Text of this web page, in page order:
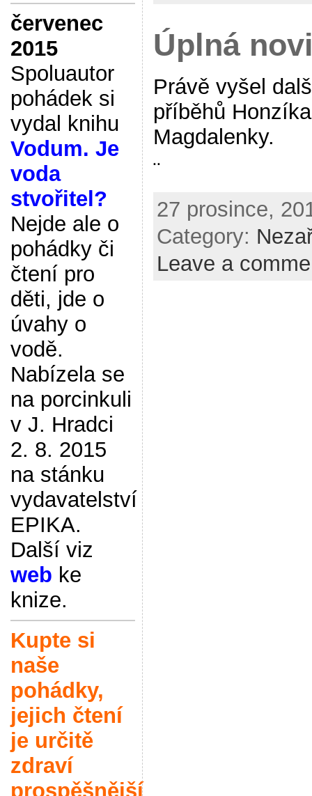
červenec
2015
Spoluautor
pohádek si
vydal knihu
Vodum. Je
voda
stvořitel?
Nejde ale o
pohádky či
čtení pro
děti, jde o
úvahy o
vodě.
Nabízela se
na porcinkuli
v J. Hradci
2. 8. 2015
na stánku
vydavatelství
EPIKA.
Další viz
web ke
knize.
Kupte si
naše
pohádky,
jejich čtení
je určitě
zdraví
prospěšnější
Úplná
Právě vyšel
příběhů
Magdalenky.
¨
27 prosince,
Category:
Leave a